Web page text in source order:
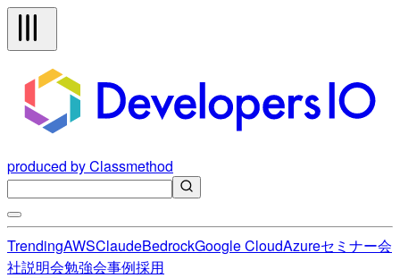
produced by Classmethod
TrendingAWSClaudeBedrockGoogle CloudAzureセミナー会
社説明会勉強会事例採用